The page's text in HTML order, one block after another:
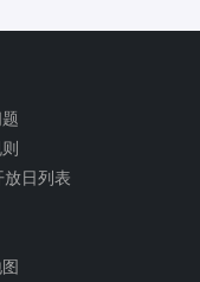
日列表